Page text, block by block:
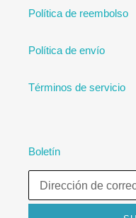
Política de reembolso
Política de envío
Términos de servicio
Boletín